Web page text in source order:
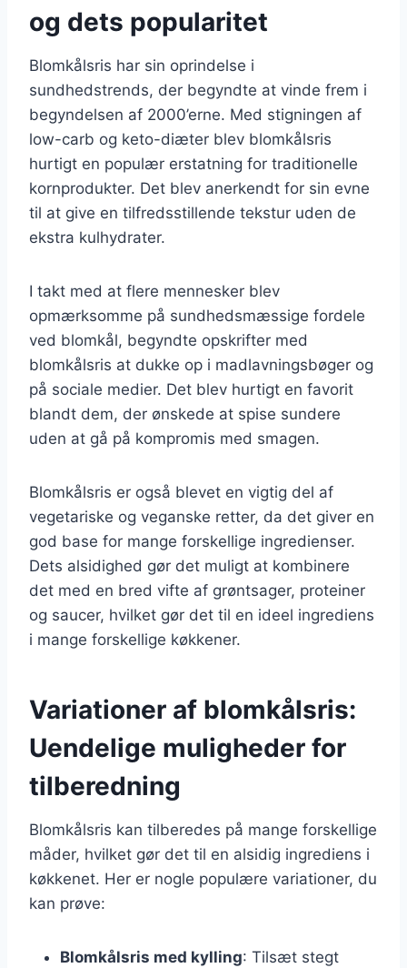
og dets popularitet
Blomkålsris har sin oprindelse i
sundhedstrends, der begyndte at vinde frem i
begyndelsen af 2000’erne. Med stigningen af
low-carb og keto-diæter blev blomkålsris
hurtigt en populær erstatning for traditionelle
kornprodukter. Det blev anerkendt for sin evne
til at give en tilfredsstillende tekstur uden de
ekstra kulhydrater.
I takt med at flere mennesker blev
opmærksomme på sundhedsmæssige fordele
ved blomkål, begyndte opskrifter med
blomkålsris at dukke op i madlavningsbøger og
på sociale medier. Det blev hurtigt en favorit
blandt dem, der ønskede at spise sundere
uden at gå på kompromis med smagen.
Blomkålsris er også blevet en vigtig del af
vegetariske og veganske retter, da det giver en
god base for mange forskellige ingredienser.
Dets alsidighed gør det muligt at kombinere
det med en bred vifte af grøntsager, proteiner
og saucer, hvilket gør det til en ideel ingrediens
i mange forskellige køkkener.
Variationer af blomkålsris:
Uendelige muligheder for
tilberedning
Blomkålsris kan tilberedes på mange forskellige
måder, hvilket gør det til en alsidig ingrediens i
køkkenet. Her er nogle populære variationer, du
kan prøve:
Blomkålsris med kylling: Tilsæt stegt